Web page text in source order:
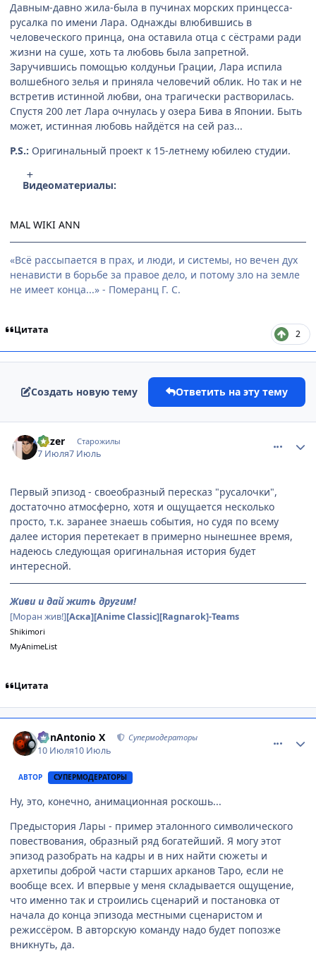
Давным-давно жила-была в пучинах морских принцесса-
русалка по имени Лара. Однажды влюбившись в
человеческого принца, она оставила отца с сёстрами ради
жизни на суше, хоть та любовь была запретной.
Заручившись помощью колдуньи Грации, Лара испила
волшебного зелья и приняла человечий облик. Но так и не
встретив истинной любви, она трагически растворилась.
Спустя 200 лет Лара очнулась у озера Бива в Японии. Быть
может, истинная любовь найдётся на сей раз...
P.S.: Оригинальный проект к 15-летнему юбилею студии.
Видеоматериалы:
MAL WIKI ANN
«Всё рассыпается в прах, и люди, и системы, но вечен дух
ненависти в борьбе за правое дело, и потому зло на земле
не имеет конца...» - Померанц Г. С.
Цитата 2
Создать новую тему Ответить на эту тему
Kuzer Старожилы
7 Июля7 Июль
Первый эпизод - своеобразный пересказ "русалочки",
достаточно атмосферно, хотя и ощущается несколько
просто, т.к. заранее знаешь события, но судя по всему
далее история перетекает в примерно нынешнее время,
надеюсь следующая оригинальная история будет
интересной.
Живи и дай жить другим!
[Моран жив!][Аска][Anime Classic][Ragnarok]-Teams
Shikimori
MyAnimeList
Цитата
BonAntonio X Супермодераторы
10 Июля10 Июль
АВТОР СУПЕРМОДЕРАТОРЫ
Ну, это, конечно, анимационная роскошь...
Предыстория Лары - пример эталонного символического
повествования, образный ряд богатейший. Я могу этот
эпизод разобрать на кадры и в них найти сюжеты и
архетипы доброй части старших арканов Таро, если не
вообще всех. И впервые у меня складывается ощущение,
что именно так и строились сценарий и постановка от
начала до конца эпизода местными сценаристом и
режиссёром. В авторскую команду надо будет попозже
вникнуть, да.